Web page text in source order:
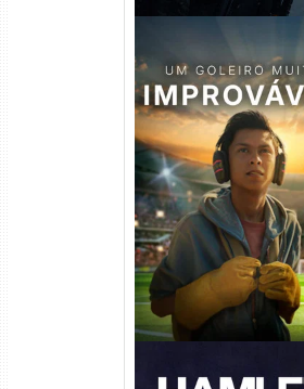
Um Goleiro Muito
Torrent (2026) WEB-
Dual Áudio